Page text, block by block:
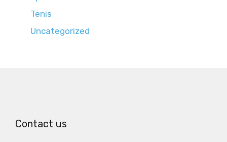
Tenis
Uncategorized
Contact us